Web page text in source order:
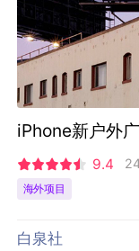
iPhone新户外
9.4
海外项目
白泉社